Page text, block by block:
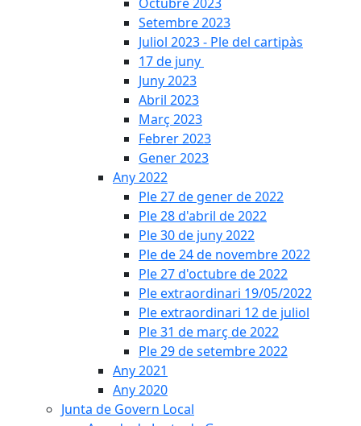
Setembre 2023
Juliol 2023 - Ple del cartipàs
17 de juny
Juny 2023
Abril 2023
Març 2023
Febrer 2023
Gener 2023
Any 2022
Ple 27 de gener de 2022
Ple 28 d'abril de 2022
Ple 30 de juny 2022
Ple de 24 de novembre 2022
Ple 27 d'octubre de 2022
Ple extraordinari 19/05/2022
Ple extraordinari 12 de juliol
Ple 31 de març de 2022
Ple 29 de setembre 2022
Any 2021
Any 2020
Junta de Govern Local